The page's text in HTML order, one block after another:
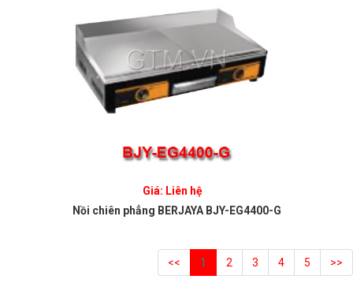
Giá: Liên hệ
Nồi chiên phẳng BERJAYA BJY-EG4400-G
<< 1 2 3 4 5 >>